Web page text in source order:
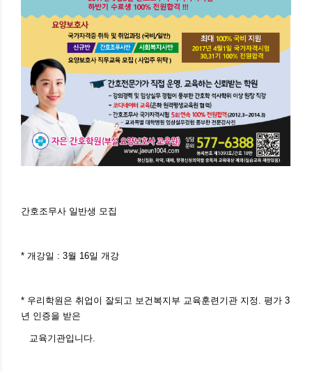
간호조무사 일반생 모집
* 개강일 : 3월 16일 개강
* 우리학원은 취업이 잘되고 보건복지부 교육훈련기관 지정. 평가 3
년 인증을 받은
교육기관입니다.